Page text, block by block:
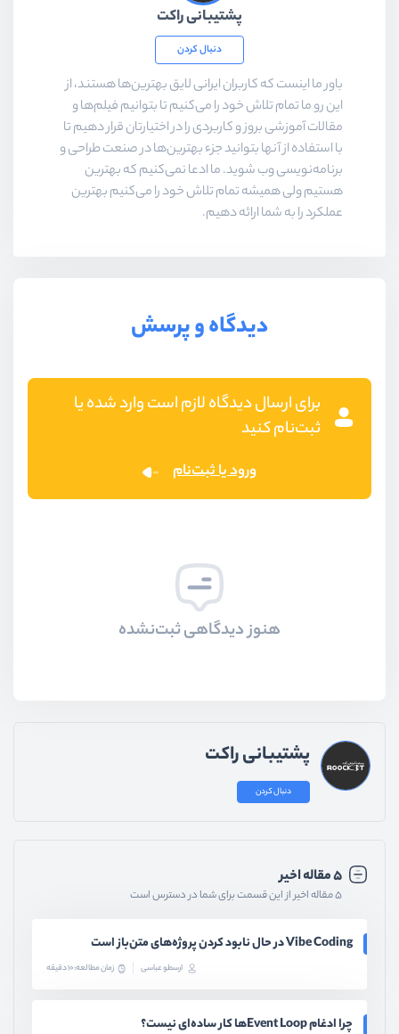
پشتیبانی راکت
دنبال کردن
باور ما اینست که کاربران ایرانی لایق بهترین‌ها هستند، از
این رو ما تمام تلاش خود را می‌کنیم تا بتوانیم فیلم‌ها و
مقالات آموزشی بروز و کاربردی را در اختیارتان قرار دهیم تا
با استفاده از آنها بتوانید جزء بهترین‌ها در صنعت طراحی و
برنامه‌نویسی وب شوید. ما ادعا نمی‌کنیم که بهترین
هستیم ولی همیشه تمام تلاش خود را می‌کنیم بهترین
عملکرد را به شما ارائه دهیم.
دیدگاه و پرسش
برای ارسال دیدگاه لازم است وارد شده یا
ثبت‌نام کنید
ورود یا ثبت‌نام
هنوز دیدگاهی ثبت‌نشده
پشتیبانی راکت
دنبال کردن
۵ مقاله اخیر
۵ مقاله اخیر از این قسمت برای شما در دسترس است
Vibe Coding در حال نابود کردن پروژه‌های متن‌باز است
ارسطو عباسی زمان مطالعه: 10 دقیقه
چرا ادغام Event Loopها کار ساده‌ای نیست؟